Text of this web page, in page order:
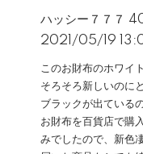
ハッシー７７７
2021/05/19
このお財布のホワイ
そろそろ新しいのに
ブラックが出ている
お財布を百貨店で購
みでしたので、新色